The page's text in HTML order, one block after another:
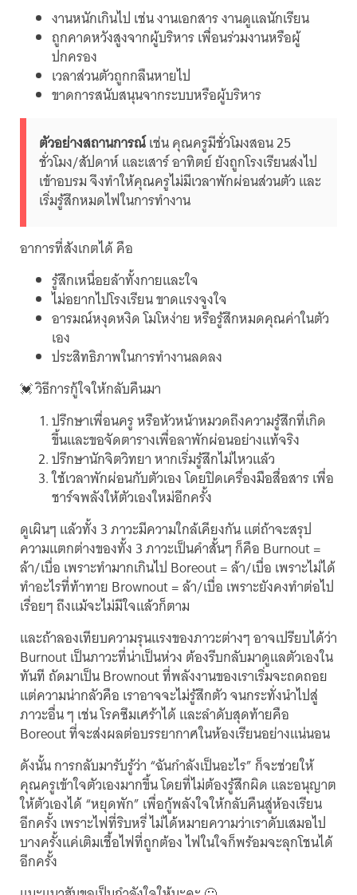
งานหนักเกินไป เช่น งานเอกสาร งานดูแลนักเรียน
ถูกคาดหวังสูงจากผู้บริหาร เพื่อนร่วมงานหรือผู้
ปกครอง
เวลาส่วนตัวถูกกลืนหายไป
ขาดการสนับสนุนจากระบบหรือผู้บริหาร
ตัวอย่างสถานการณ์เช่น คุณครูมีชั่วโมงสอน 25
ชั่วโมง/สัปดาห์ และเสาร์ อาทิตย์ ยังถูกโรงเรียนส่งไป
เข้าอบรม จึงทำให้คุณครูไม่มีเวลาพักผ่อนส่วนตัว และ
เริ่มรู้สึกหมดไฟในการทำงาน
อาการที่สังเกตได้ คือ
รู้สึกเหนื่อยล้าทั้งกายและใจ
ไม่อยากไปโรงเรียน ขาดแรงจูงใจ
อารมณ์หงุดหงิด โมโหง่าย หรือรู้สึกหมดคุณค่าในตัว
เอง
ประสิทธิภาพในการทำงานลดลง
💓 วิธีการกู้ใจให้กลับคืนมา
ปรึกษาเพื่อนครู หรือหัวหน้าหมวดถึงความรู้สึกที่เกิด
ขึ้นและขอจัดตารางเพื่อลาพักผ่อนอย่างแท้จริง
ปรึกษานักจิตวิทยา หากเริ่มรู้สึกไม่ไหวแล้ว
ใช้เวลาพักผ่อนกับตัวเอง โดยปิดเครื่องมือสื่อสาร เพื่อ
ชาร์จพลังให้ตัวเองใหม่อีกครั้ง
ดูเผินๆ แล้วทั้ง 3 ภาวะมีความใกล้เคียงกัน แต่ถ้าจะสรุป
ความแตกต่างของทั้ง 3 ภาวะเป็นคำสั้นๆ ก็คือ Burnout =
ล้า/เบื่อ เพราะทำมากเกินไป Boreout = ล้า/เบื่อ เพราะไม่ได้
ทำอะไรที่ท้าทาย Brownout = ล้า/เบื่อ เพราะยังคงทำต่อไป
เรื่อยๆ ถึงแม้จะไม่มีใจแล้วก็ตาม
และถ้าลองเทียบความรุนแรงของภาวะต่างๆ อาจเปรียบได้ว่า
Burnout เป็นภาวะที่น่าเป็นห่วง ต้องรีบกลับมาดูแลตัวเองใน
ทันที ถัดมาเป็น Brownout ที่พลังงานของเราเริ่มจะถดถอย
แต่ความน่ากลัวคือ เราอาจจะไม่รู้สึกตัว จนกระทั่งนำไปสู่
ภาวะอื่น ๆ เช่น โรคซึมเศร้าได้ และลำดับสุดท้ายคือ
Boreout ที่จะส่งผลต่อบรรยากาศในห้องเรียนอย่างแน่นอน
ดังนั้น การกลับมารับรู้ว่า “ฉันกำลังเป็นอะไร” ก็จะช่วยให้
คุณครูเข้าใจตัวเองมากขึ้น โดยที่ไม่ต้องรู้สึกผิด และอนุญาต
ให้ตัวเองได้ “หยุดพัก” เพื่อกู้พลังใจให้กลับคืนสู่ห้องเรียน
อีกครั้ง เพราะไฟที่ริบหรี่ ไม่ได้หมายความว่าเราดับเสมอไป
บางครั้งแค่เติมเชื้อไฟที่ถูกต้อง ไฟในใจก็พร้อมจะลุกโชนได้
อีกครั้ง